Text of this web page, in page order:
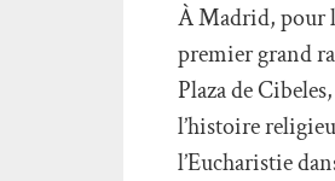
À Madrid, pour
premier grand
Plaza de
l’histoire
l’Eucharistie